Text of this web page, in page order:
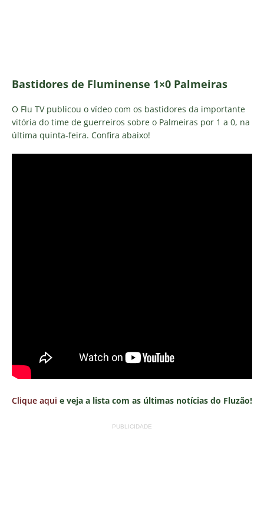
Bastidores de Fluminense 1×0 Palmeiras
O Flu TV publicou o vídeo com os bastidores da importante
vitória do time de guerreiros sobre o Palmeiras por 1 a 0, na
última quinta-feira. Confira abaixo!
Clique aqui e veja a lista com as últimas notícias do Fluzão!
PUBLICIDADE